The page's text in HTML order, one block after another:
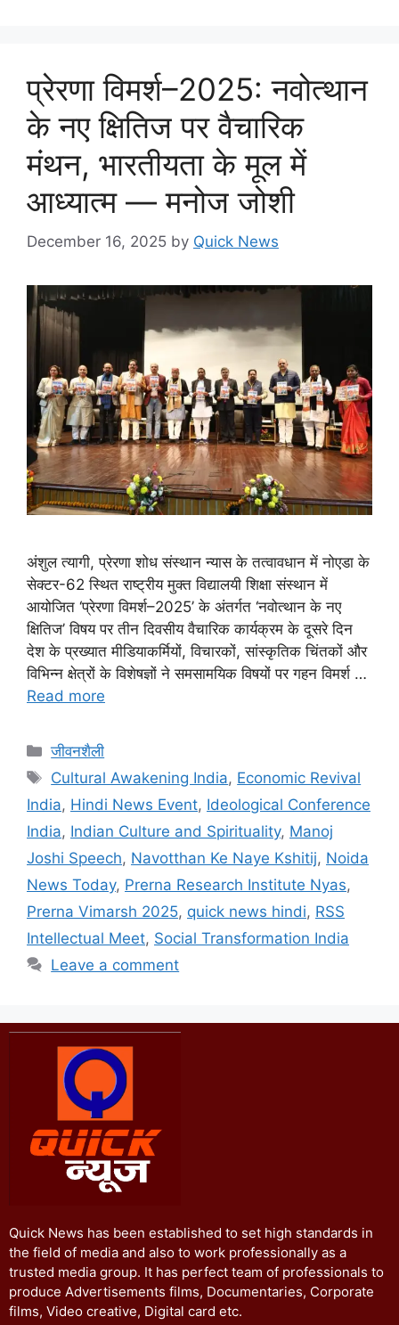
प्रेरणा विमर्श–2025: नवोत्थान
के नए क्षितिज पर वैचारिक
मंथन, भारतीयता के मूल में
आध्यात्म — मनोज जोशी
December 16, 2025 by Quick News
अंशुल त्यागी, प्रेरणा शोध संस्थान न्यास के तत्वावधान में नोएडा के
सेक्टर-62 स्थित राष्ट्रीय मुक्त विद्यालयी शिक्षा संस्थान में
आयोजित ‘प्रेरणा विमर्श–2025’ के अंतर्गत ‘नवोत्थान के नए
क्षितिज’ विषय पर तीन दिवसीय वैचारिक कार्यक्रम के दूसरे दिन
देश के प्रख्यात मीडियाकर्मियों, विचारकों, सांस्कृतिक चिंतकों और
विभिन्न क्षेत्रों के विशेषज्ञों ने समसामयिक विषयों पर गहन विमर्श …
Read more
जीवनशैली
Cultural Awakening India, Economic Revival
India, Hindi News Event, Ideological Conference
India, Indian Culture and Spirituality, Manoj
Joshi Speech, Navotthan Ke Naye Kshitij, Noida
News Today, Prerna Research Institute Nyas,
Prerna Vimarsh 2025, quick news hindi, RSS
Intellectual Meet, Social Transformation India
Leave a comment
Quick News has been established to set high standards in
the field of media and also to work professionally as a
trusted media group. It has perfect team of professionals to
produce Advertisements films, Documentaries, Corporate
films, Video creative, Digital card etc.